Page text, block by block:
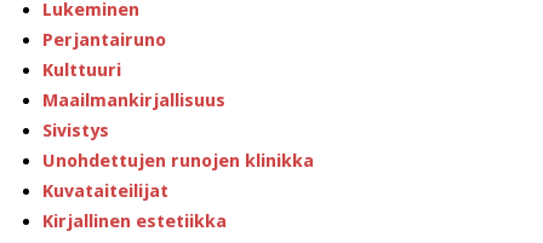
Lukeminen
Perjantairuno
Kulttuuri
Maailmankirjallisuus
Sivistys
Unohdettujen runojen klinikka
Kuvataiteilijat
Kirjallinen estetiikka